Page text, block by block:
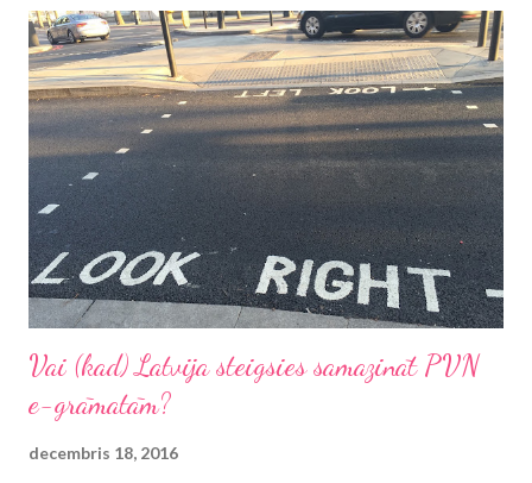
Vai (kad) Latvija steigsies samazināt PVN
e-grāmatām?
decembris 18, 2016